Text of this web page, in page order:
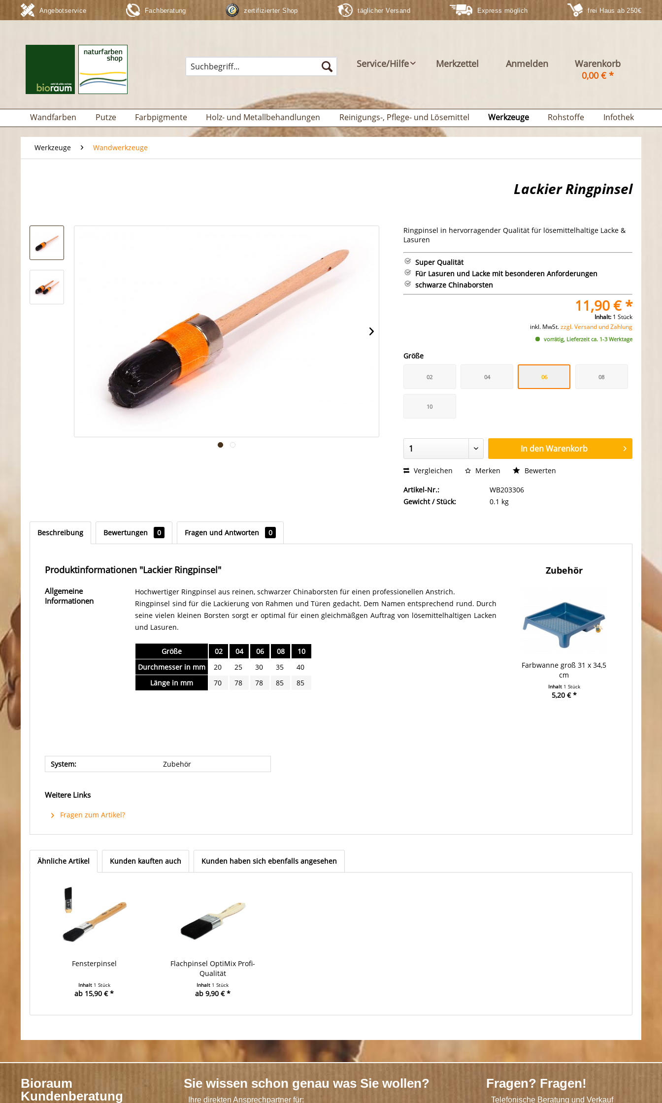
Angebotservice Fachberatung zertifizierter Shop täglicher Versand Express möglich frei Haus ab 250€
Service/Hilfe Merkzettel Anmelden
Warenkorb
0,00 € *
Wandfarben Putze Farbpigmente Holz- und Metallbehandlungen Reinigungs-, Pflege- und Lösemittel Werkzeuge Rohstoffe Infothek
Werkzeuge Wandwerkzeuge
Lackier Ringpinsel
Ringpinsel in hervorragender Qualität für lösemittelhaltige Lacke &
Lasuren
Super Qualität
Für Lasuren und Lacke mit besonderen Anforderungen
schwarze Chinaborsten
11,90 € *
Inhalt: 1 Stück
inkl. MwSt.zzgl. Versand und Zahlung
vorrätig, Lieferzeit ca. 1-3 Werktage
Größe
02 04 06 08
10
In den Warenkorb
Vergleichen Merken Bewerten
Artikel-Nr.:
WB203306
Gewicht / Stück:
0.1 kg
Beschreibung Bewertungen 0 Fragen und Antworten 0
Produktinformationen "Lackier Ringpinsel"
Allgemeine
Informationen
Hochwertiger Ringpinsel aus reinen, schwarzer Chinaborsten für einen professionellen Anstrich.
Ringpinsel sind für die Lackierung von Rahmen und Türen gedacht. Dem Namen entsprechend rund. Durch
seine vielen kleinen Borsten sorgt er optimal für einen gleichmäßgen Auftrag von lösemittelhaltigen Lacken
und Lasuren.
Größe 02 04 06 08
10
Durchmesser in mm
20 25 30 35
40
Länge in mm
70 78 78 85 85
System: Zubehör
Weitere Links
Fragen zum Artikel?
Zubehör
Farbwanne groß 31 x 34,5
cm
Inhalt 1 Stück
5,20 € *
Ähnliche Artikel Kunden kauften auch Kunden haben sich ebenfalls angesehen
Fensterpinsel
Inhalt 1 Stück
ab 15,90 € *
Flachpinsel OptiMix Profi-
Qualität
Inhalt 1 Stück
ab 9,90 € *
Bioraum
Kundenberatung
Sie wissen schon genau was Sie wollen?
Ihre direkten Ansprechpartner für:
Fragen? Fragen!
Telefonische Beratung und Verkauf